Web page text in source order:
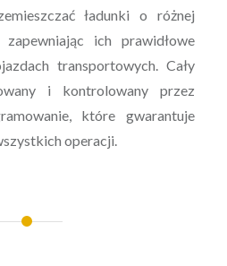
ładunki o różnej
ich prawidłowe
transportowych. Cały
i kontrolowany przez
które gwarantuje
operacji.